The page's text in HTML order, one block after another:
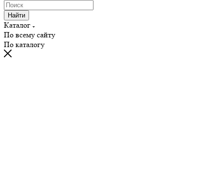
Найти
Каталог
По всему сайту
По каталогу